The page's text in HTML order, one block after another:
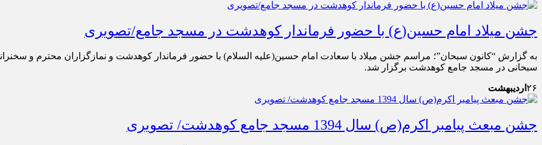
جشن میلاد امام حسین(ع) با حضور فرماندار کوهدشت در مسجد جامع/تصویری
به گزارش “کانون سبحان”؛ مراسم جشن میلاد با سعادت امام حسین(علیه السلام) با حضور فرماندار کوهدشت و نمازگزاران محترم و
سبحانی در مسجد جامع کوهدشت برگزار شد.
۲۶ اردیبهشت
جشن مبعث پیامبر اکرم(ص) سال 1394 مسجد جامع کوهدشت/ تصویری